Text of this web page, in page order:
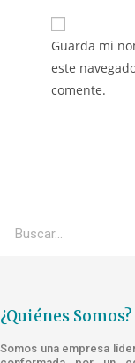
Guarda mi
este
comente.
¿Quiénes Somos?
Somos una empresa